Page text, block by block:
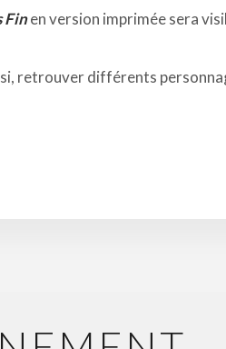
Finen version imprimée sera
retrouver différents